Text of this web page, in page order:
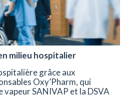
milieu hospitalier
grâce aux
Oxy’Pharm, qui
vapeur SANIVAP et la DSVA